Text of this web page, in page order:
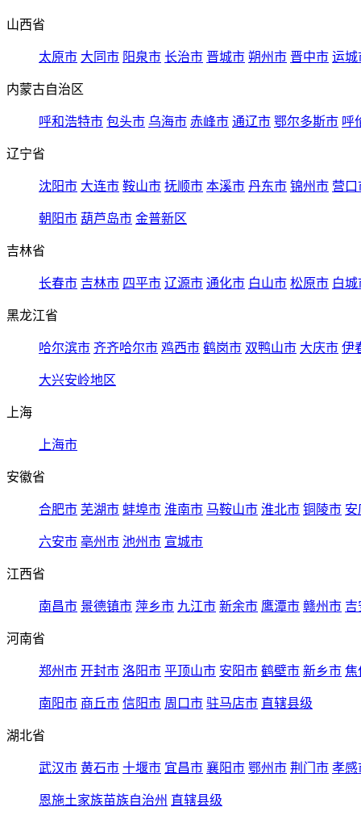
山西省
太原市 大同市 阳泉市 长治市 晋城市 朔州市 晋中市 运城
内蒙古自治区
呼和浩特市 包头市 乌海市 赤峰市 通辽市 鄂尔多斯市 呼
辽宁省
沈阳市 大连市 鞍山市 抚顺市 本溪市 丹东市 锦州市 营口
朝阳市 葫芦岛市 金普新区
吉林省
长春市 吉林市 四平市 辽源市 通化市 白山市 松原市 白城
黑龙江省
哈尔滨市 齐齐哈尔市 鸡西市 鹤岗市 双鸭山市 大庆市 伊
大兴安岭地区
上海
上海市
安徽省
合肥市 芜湖市 蚌埠市 淮南市 马鞍山市 淮北市 铜陵市 安
六安市 亳州市 池州市 宣城市
江西省
南昌市 景德镇市 萍乡市 九江市 新余市 鹰潭市 赣州市 吉
河南省
郑州市 开封市 洛阳市 平顶山市 安阳市 鹤壁市 新乡市 焦
南阳市 商丘市 信阳市 周口市 驻马店市 直辖县级
湖北省
武汉市 黄石市 十堰市 宜昌市 襄阳市 鄂州市 荆门市 孝感
恩施土家族苗族自治州 直辖县级